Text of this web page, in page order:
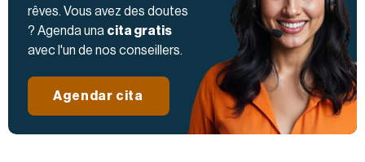
rêves. Vous avez des doutes
? Agenda una cita gratis
avec l'un de nos conseillers.
Agendar cita